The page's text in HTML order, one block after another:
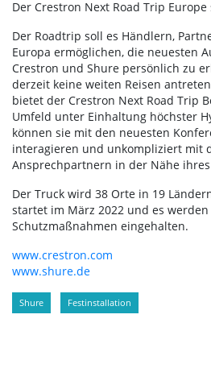
Der Crestron Next Road Trip
Der Roadtrip soll es Händlern,
Europa ermöglichen, die neuesten
Crestron und Shure persönlich zu
derzeit keine weiten Reisen
bietet der Crestron Next Road Trip
Umfeld unter Einhaltung höchster
können sie mit den neuesten
interagieren und unkompliziert mit
Ansprechpartnern in der Nähe
Der Truck wird 38 Orte in 19
startet im März 2022 und es
Schutzmaßnahmen eingehalten.
www.crestron.com
www.shure.de
Shure Festinstallation